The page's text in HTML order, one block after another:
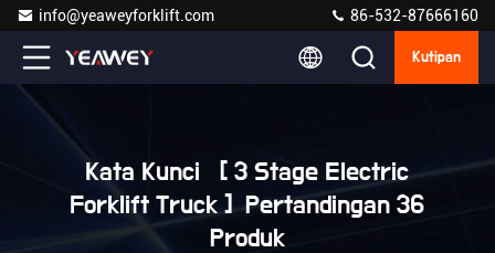
info@yeaweyforklift.com 86-532-87666160
Kutipan
Kata Kunci [ 3 Stage Electric
Forklift Truck ] Pertandingan 36
Produk